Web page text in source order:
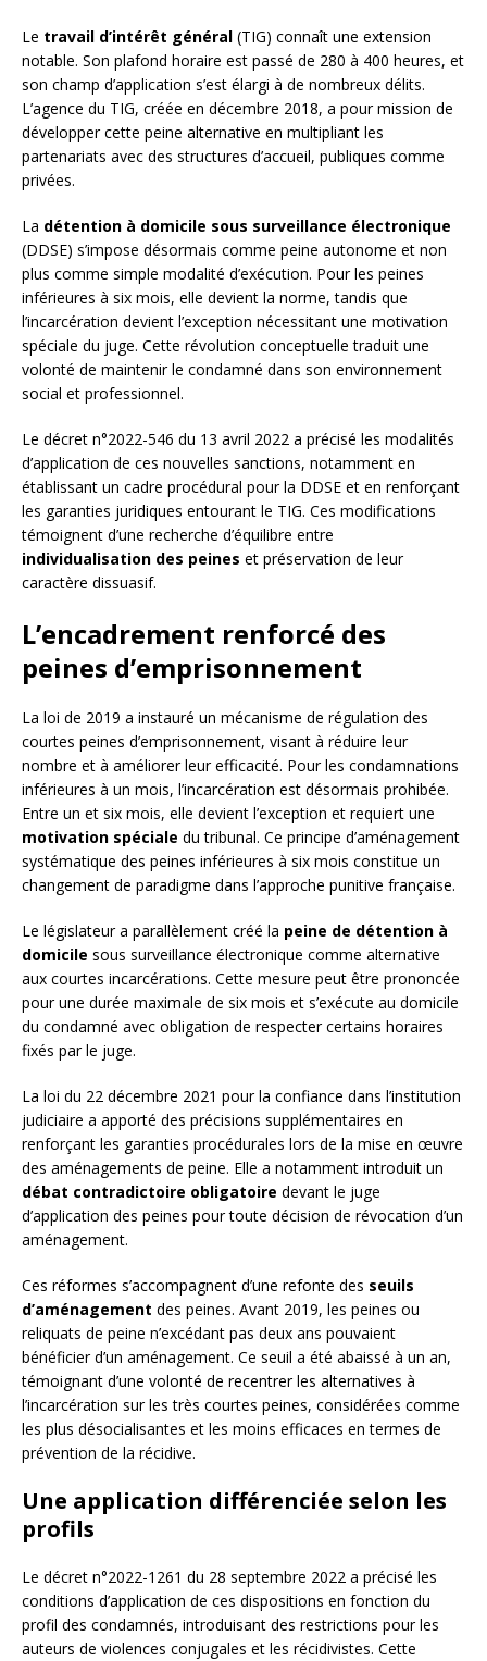
Le travail d’intérêt général (TIG) connaît une extension
notable. Son plafond horaire est passé de 280 à 400 heures, et
son champ d’application s’est élargi à de nombreux délits.
L’agence du TIG, créée en décembre 2018, a pour mission de
développer cette peine alternative en multipliant les
partenariats avec des structures d’accueil, publiques comme
privées.
La détention à domicile sous surveillance électronique
(DDSE) s’impose désormais comme peine autonome et non
plus comme simple modalité d’exécution. Pour les peines
inférieures à six mois, elle devient la norme, tandis que
l’incarcération devient l’exception nécessitant une motivation
spéciale du juge. Cette révolution conceptuelle traduit une
volonté de maintenir le condamné dans son environnement
social et professionnel.
Le décret n°2022-546 du 13 avril 2022 a précisé les modalités
d’application de ces nouvelles sanctions, notamment en
établissant un cadre procédural pour la DDSE et en renforçant
les garanties juridiques entourant le TIG. Ces modifications
témoignent d’une recherche d’équilibre entre
individualisation des peines et préservation de leur
caractère dissuasif.
L’encadrement renforcé des
peines d’emprisonnement
La loi de 2019 a instauré un mécanisme de régulation des
courtes peines d’emprisonnement, visant à réduire leur
nombre et à améliorer leur efficacité. Pour les condamnations
inférieures à un mois, l’incarcération est désormais prohibée.
Entre un et six mois, elle devient l’exception et requiert une
motivation spéciale du tribunal. Ce principe d’aménagement
systématique des peines inférieures à six mois constitue un
changement de paradigme dans l’approche punitive française.
Le législateur a parallèlement créé la peine de détention à
domicile sous surveillance électronique comme alternative
aux courtes incarcérations. Cette mesure peut être prononcée
pour une durée maximale de six mois et s’exécute au domicile
du condamné avec obligation de respecter certains horaires
fixés par le juge.
La loi du 22 décembre 2021 pour la confiance dans l’institution
judiciaire a apporté des précisions supplémentaires en
renforçant les garanties procédurales lors de la mise en œuvre
des aménagements de peine. Elle a notamment introduit un
débat contradictoire obligatoire devant le juge
d’application des peines pour toute décision de révocation d’un
aménagement.
Ces réformes s’accompagnent d’une refonte des seuils
d’aménagement des peines. Avant 2019, les peines ou
reliquats de peine n’excédant pas deux ans pouvaient
bénéficier d’un aménagement. Ce seuil a été abaissé à un an,
témoignant d’une volonté de recentrer les alternatives à
l’incarcération sur les très courtes peines, considérées comme
les plus désocialisantes et les moins efficaces en termes de
prévention de la récidive.
Une application différenciée selon les
profils
Le décret n°2022-1261 du 28 septembre 2022 a précisé les
conditions d’application de ces dispositions en fonction du
profil des condamnés, introduisant des restrictions pour les
auteurs de violences conjugales et les récidivistes. Cette